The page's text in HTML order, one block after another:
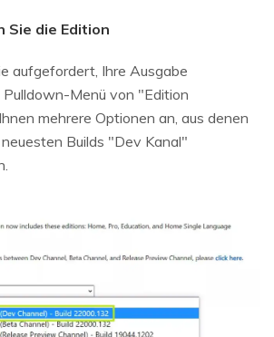
Sie die Edition
aufgefordert, Ihre Ausgabe
Menü von "Edition
mehrere Optionen an, aus denen
Builds "Dev Kanal"